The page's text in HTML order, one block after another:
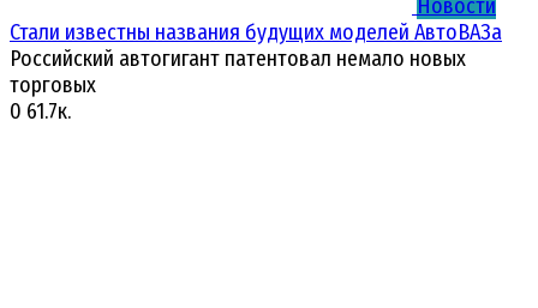
Новости
Стали известны названия будущих моделей АвтоВАЗа
Российский автогигант патентовал немало новых
торговых
0 61.7к.